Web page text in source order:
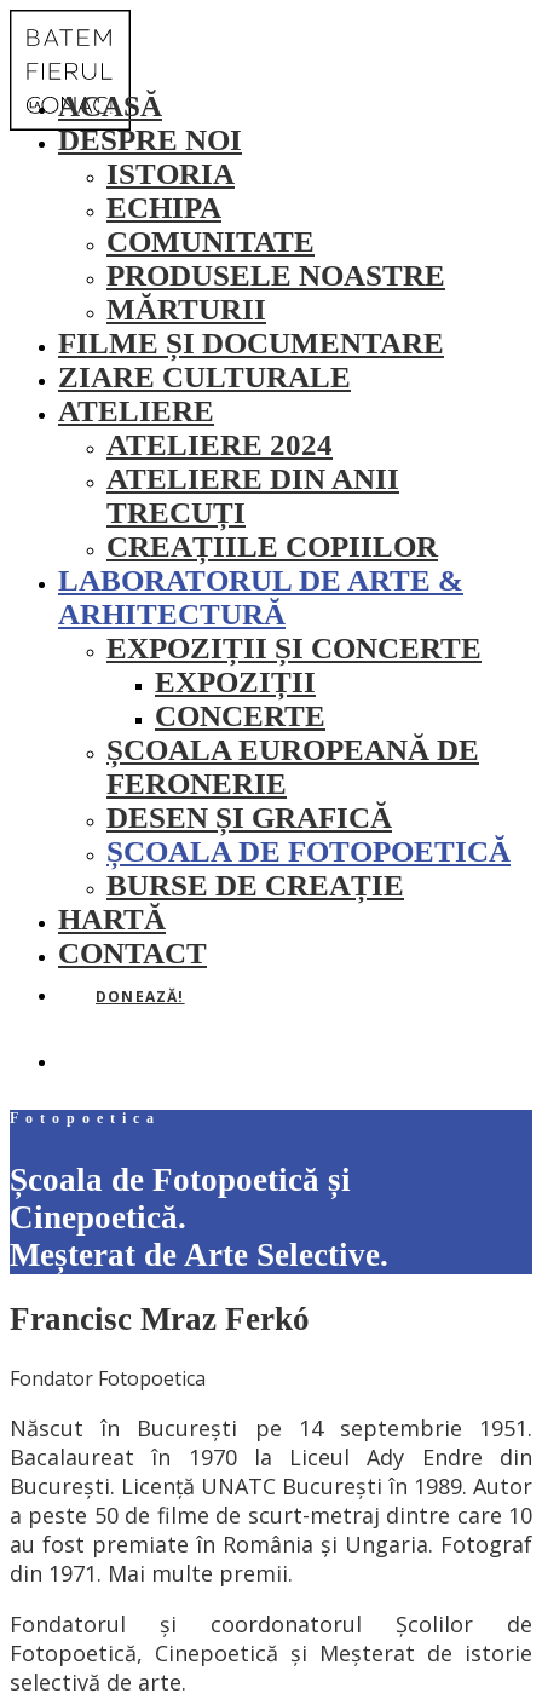
ACASĂ
DESPRE NOI
ISTORIA
ECHIPA
COMUNITATE
PRODUSELE NOASTRE
MĂRTURII
FILME ȘI DOCUMENTARE
ZIARE CULTURALE
ATELIERE
ATELIERE 2024
ATELIERE DIN ANII
TRECUȚI
CREAȚIILE COPIILOR
LABORATORUL DE ARTE &
ARHITECTURĂ
EXPOZIȚII ȘI CONCERTE
EXPOZIȚII
CONCERTE
ȘCOALA EUROPEANĂ DE
FERONERIE
DESEN ȘI GRAFICĂ
ȘCOALA DE FOTOPOETICĂ
BURSE DE CREAȚIE
HARTĂ
CONTACT
DONEAZĂ!
Fotopoetica
Școala de Fotopoetică și
Cinepoetică.
Meșterat de Arte Selective.
Francisc Mraz Ferkó
Fondator Fotopoetica
Născut în București pe 14 septembrie 1951.
Bacalaureat în 1970 la Liceul Ady Endre din
București. Licență UNATC București în 1989. Autor
a peste 50 de filme de scurt-metraj dintre care 10
au fost premiate în România și Ungaria. Fotograf
din 1971. Mai multe premii.
Fondatorul și coordonatorul Școlilor de
Fotopoetică, Cinepoetică și Meșterat de istorie
selectivă de arte.